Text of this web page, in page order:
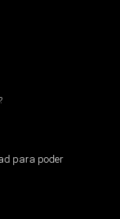
para poder